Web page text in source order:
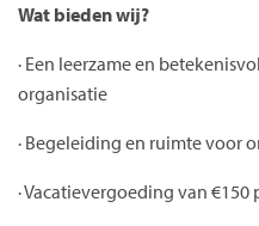
Wat bieden wij?
· Een leerzame en
organisatie
· Begeleiding en ruimte voor
· Vacatievergoeding van